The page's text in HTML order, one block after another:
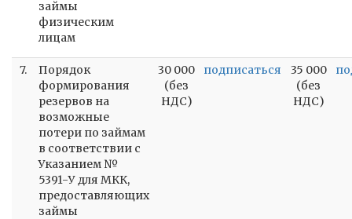
займы
физическим
лицам
7.
Порядок
формирования
резервов на
возможные
потери по займам
в соответствии с
Указанием №
5391-У для МКК,
предоставляющих
займы
30 000
(без
НДС)
подписаться
35 000
(без
НДС)